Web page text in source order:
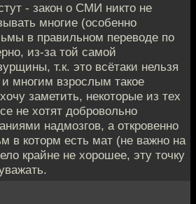
- закон о СМИ никто не
многие (особенно
в правильном переводе по
из-за той самой
т.к. это всётаки нельзя
многим взрослым такое
заметить, некоторые из тех
не хотят добровольно
надмозгов, а откровенно
в которм есть мат (не важно на
крайне не хорошее, эту точку